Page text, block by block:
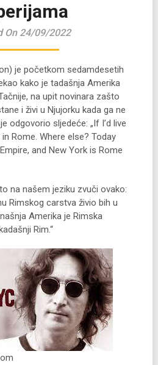
On 24/09/2022
je početkom sedamdesetih
kako je tadašnja Amerika
na upit novinara zašto
i živi u Njujorku kada ga ne
odgovorio sljedeće: „If I’d live
Rome. Where else? Today
and New York is Rome
na našem jeziku zvuči ovako:
Rimskog carstva živio bih u
Amerika je Rimska
Rim.“